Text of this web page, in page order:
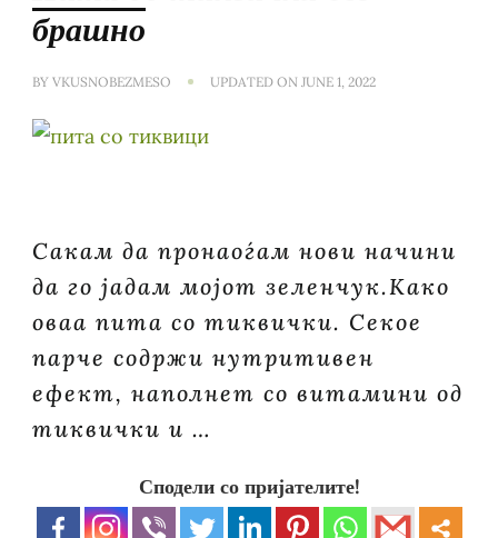
брашно
BY VKUSNOBEZMESO UPDATED ON JUNE 1, 2022
Сакам да пронаоѓам нови начини
да го јадам мојот зеленчук.Како
оваа пита со тиквички. Секое
парче содржи нутритивен
ефект, наполнет со витамини од
тиквички и …
Сподели со пријателите!